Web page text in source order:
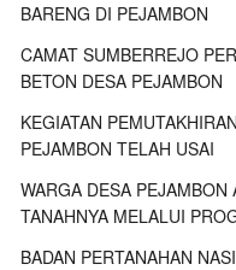
BARENG DI PEJAMBON
CAMAT SUMBERREJO
BETON DESA PEJAMBON
KEGIATAN
PEJAMBON TELAH USAI
WARGA DESA PEJAMBON
TANAHNYA MELALUI
BADAN PERTANAHAN